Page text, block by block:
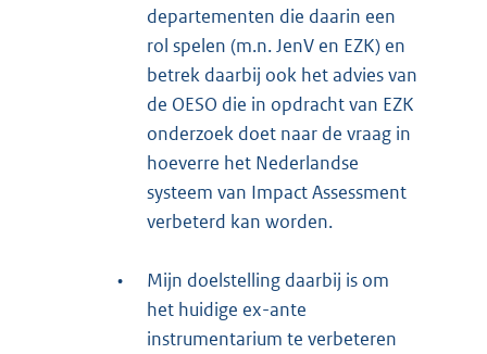
e
r
n
e
l
i
n
k
departementen die daarin een
rol spelen (m.n. JenV en EZK) en
betrek daarbij ook het advies van
de OESO die in opdracht van EZK
onderzoek doet naar de vraag in
hoeverre het Nederlandse
systeem van Impact Assessment
verbeterd kan worden.
•
Mijn doelstelling daarbij is om
het huidige ex-ante
instrumentarium te verbeteren